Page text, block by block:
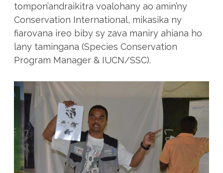
tompon’andraikitra voalohany ao amin’ny
Conservation International, mikasika ny
fiarovana ireo biby sy zava maniry ahiana ho
lany tamingana (Species Conservation
Program Manager & IUCN/SSC).